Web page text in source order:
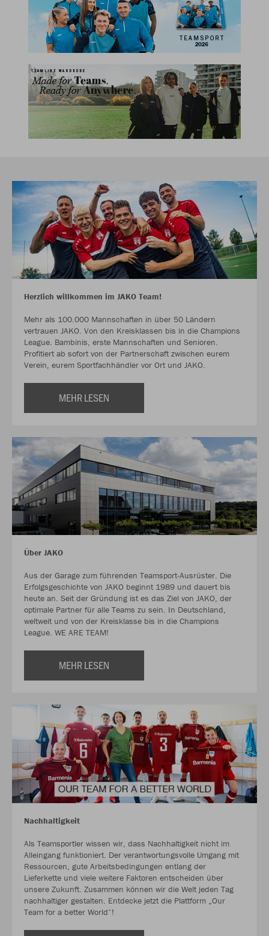
Herzlich willkommen im JAKO Team!
Mehr als 100.000 Mannschaften in über 50 Ländern
vertrauen JAKO. Von den Kreisklassen bis in die Champions
League. Bambinis, erste Mannschaften und Senioren.
Profitiert ab sofort von der Partnerschaft zwischen eurem
Verein, eurem Sportfachhändler vor Ort und JAKO.
MEHR LESEN
Über JAKO
Aus der Garage zum führenden Teamsport-Ausrüster. Die
Erfolgsgeschichte von JAKO beginnt 1989 und dauert bis
heute an. Seit der Gründung ist es das Ziel von JAKO, der
optimale Partner für alle Teams zu sein. In Deutschland,
weltweit und von der Kreisklasse bis in die Champions
League. WE ARE TEAM!
MEHR LESEN
Nachhaltigkeit
Als Teamsportler wissen wir, dass Nachhaltigkeit nicht im
Alleingang funktioniert. Der verantwortungsvolle Umgang mit
Ressourcen, gute Arbeitsbedingungen entlang der
Lieferkette und viele weitere Faktoren entscheiden über
unsere Zukunft. Zusammen können wir die Welt jeden Tag
nachhaltiger gestalten. Entdecke jetzt die Plattform „Our
Team for a better World“!